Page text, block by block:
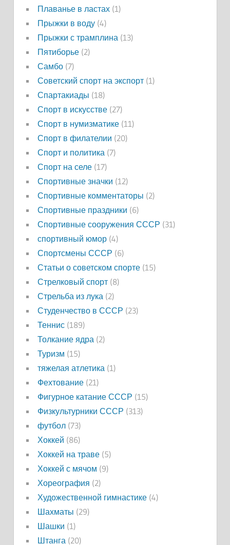
Плаванье в ластах(1)
Прыжки в воду(4)
Прыжки с трамплина (13)
Пятиборье(2)
Самбо(7)
Советский спорт на экспорт(1)
Спартакиады (18)
Спорт в искусстве(27)
Спорт в нумизматике(11)
Спорт в филателии (20)
Спорт и политика (7)
Спорт на селе(17)
Спортивные значки (12)
Спортивные комментаторы (2)
Спортивные праздники (6)
Спортивные сооружения СССР (31)
спортивный юмор(4)
Спортсмены СССР (6)
Статьи о советском спорте(15)
Стрелковый спорт(8)
Стрельба из лука (2)
Студенчество в СССР (23)
Теннис(189)
Толкание ядра (2)
Туризм (15)
тяжелая атлетика (1)
Фехтование(21)
Фигурное катание СССР (15)
Физкультурники СССР (313)
футбол(73)
Хоккей (86)
Хоккей на траве(5)
Хоккей с мячом (9)
Хореография (2)
Художественной гимнастике(4)
Шахматы (29)
Шашки (1)
Штанга (20)